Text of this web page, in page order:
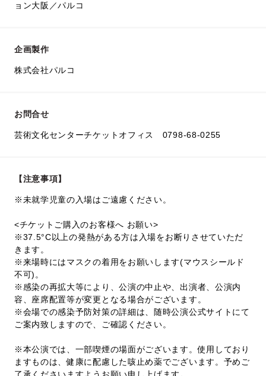
ョン大阪／パルコ
企画製作
株式会社パルコ
お問合せ
芸術文化センターチケットオフィス 0798-68-0255
【注意事項】
※未就学児童の入場はご遠慮ください。
<チケットご購入のお客様へ お願い>
※37.5°C以上の発熱がある方は入場をお断りさせていただ
きます。
※来場時にはマスクの着用をお願いします(マウスシールド
不可)。
※感染の再拡大等により、公演の中止や、出演者、公演内
容、座席配置等が変更となる場合がございます。
※会場での感染予防対策の詳細は、随時公演公式サイトにて
ご案内致しますので、ご確認ください。
※本公演では、一部喫煙の場面がございます。使用しており
ますものは、健康に配慮した咳止め薬でございます。予めご